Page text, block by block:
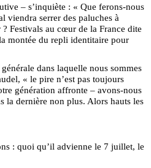
– s’inquiète : « Que ferons-nous
viendra serrer des paluches à
Festivals au cœur de la France dite
montée du repli identitaire pour
dans laquelle nous sommes
« le pire n’est pas toujours
génération affronte – avons-nous
la dernière non plus. Alors hauts les
: quoi qu’il advienne le 7 juillet, le